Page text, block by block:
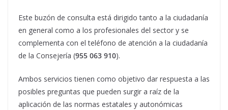
Este buzón de consulta está dirigido tanto a la ciudadanía
en general como a los profesionales del sector y se
complementa con el teléfono de atención a la ciudadanía
de la Consejería (955 063 910).
Ambos servicios tienen como objetivo dar respuesta a las
posibles preguntas que pueden surgir a raíz de la
aplicación de las normas estatales y autonómicas